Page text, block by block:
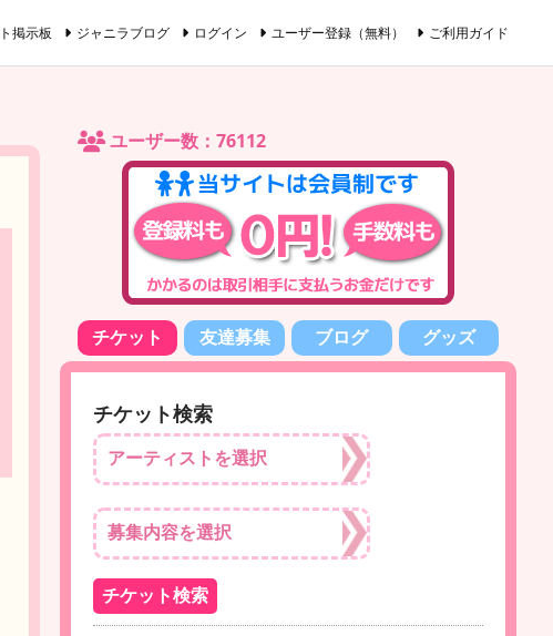
掲示板 ジャニラブログ ログイン ユーザー登録（無料） ご利用ガイド
ユーザー数：76112
チケット 友達募集 ブログ グッズ
チケット検索